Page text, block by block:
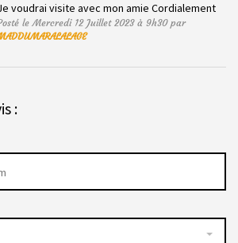
voudrai visite avec mon amie Cordialement
le Mercredi 12 Juillet 2023 à 9h30 par
: